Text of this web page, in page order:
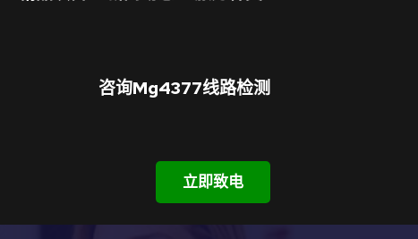
咨询mg4377线路检测
立即致电